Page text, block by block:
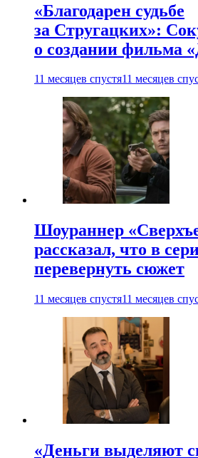
«Благодарен судьбе
за Стругацких»:
о создании фильма
11 месяцев спустя11 месяцев
Шоураннер
рассказал, что в
перевернуть сюжет
11 месяцев спустя11 месяцев
«Деньги выделяют